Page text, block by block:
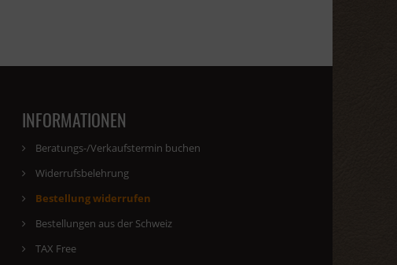
INFORMATIONEN
Beratungs-/Verkaufstermin buchen
Widerrufsbelehrung
Bestellung widerrufen
Bestellungen aus der Schweiz
TAX Free